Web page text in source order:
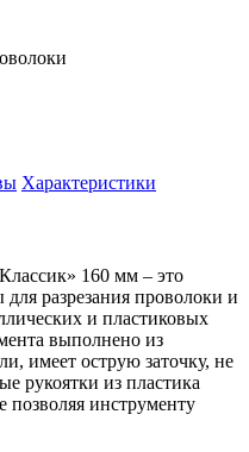
Характеристики
160 мм – это
разрезания проволоки и
и пластиковых
выполнено из
имеет острую заточку, не
рукоятки из пластика
позволяя инструменту